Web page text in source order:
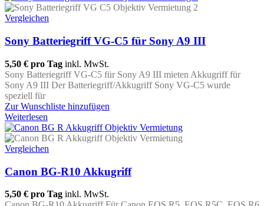
Vergleichen
Sony Batteriegriff VG-C5 für Sony A9 III
5,50 € pro Tag inkl. MwSt.
Sony Batteriegriff VG-C5 für Sony A9 III mieten Akkugriff für
Sony A9 III Der Batteriegriff/Akkugriff Sony VG-C5 wurde
speziell für
Zur Wunschliste hinzufügen
Weiterlesen
Vergleichen
Canon BG-R10 Akkugriff
5,50 € pro Tag inkl. MwSt.